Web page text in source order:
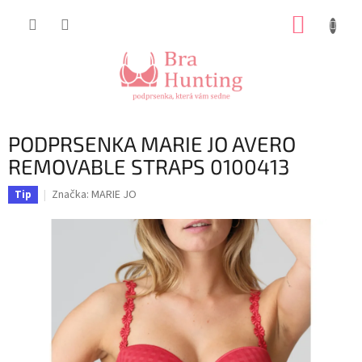
PODPRSENKA MARIE JO AVERO
REMOVABLE STRAPS 0100413
Tip Značka: MARIE JO